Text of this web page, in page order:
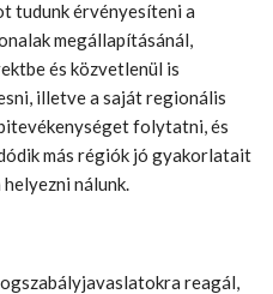
tudunk érvényesíteni a
megállapításánál,
és közvetlenül is
illetve a saját regionális
folytatni, és
más régiók jó gyakorlatait
nálunk.
reagál,